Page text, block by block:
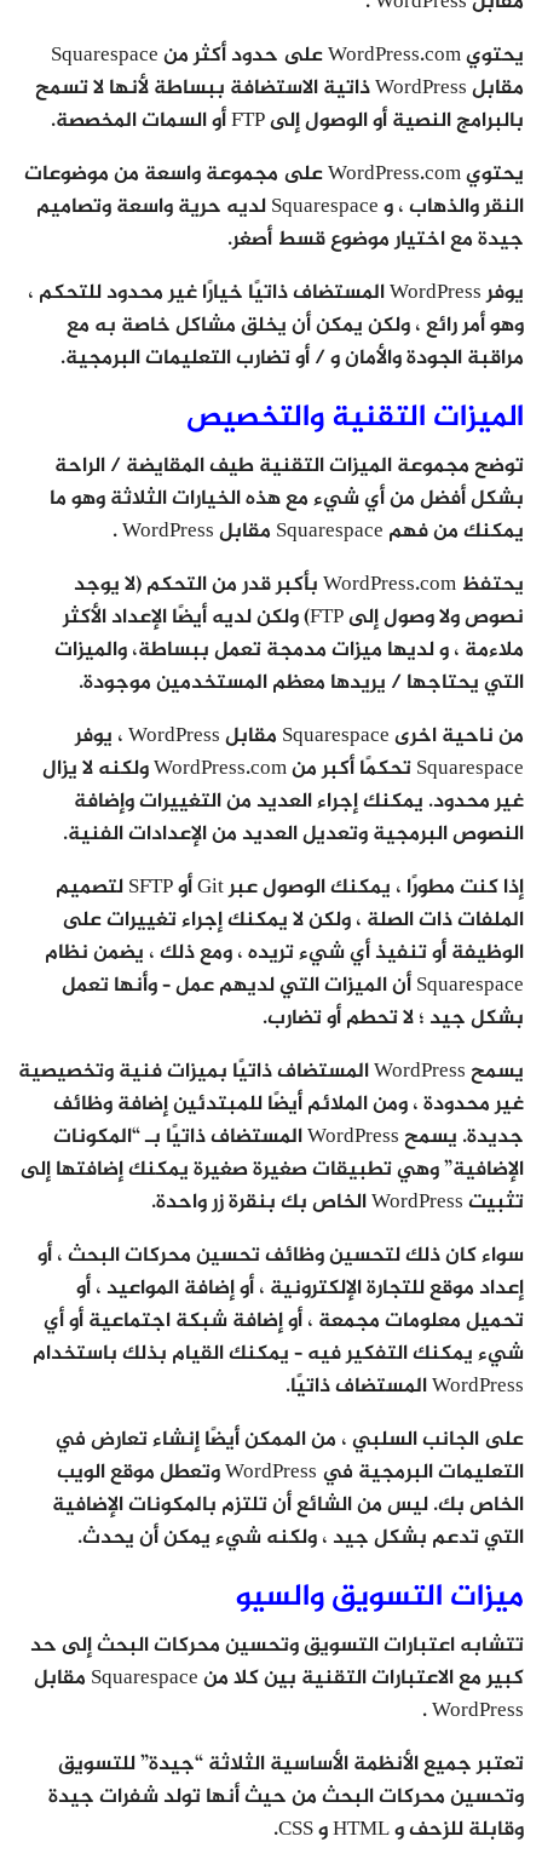
يحتوي WordPress.com على حدود أكثر من Squarespace
مقابل WordPress ذاتية الاستضافة ببساطة لأنها لا تسمح
بالبرامج النصية أو الوصول إلى FTP أو السمات المخصصة.
يحتوي WordPress.com على مجموعة واسعة من موضوعات
النقر والذهاب ، و Squarespace لديه حرية واسعة وتصاميم
جيدة مع اختيار موضوع قسط أصغر.
يوفر WordPress المستضاف ذاتيًا خيارًا غير محدود للتحكم ،
وهو أمر رائع ، ولكن يمكن أن يخلق مشاكل خاصة به مع
مراقبة الجودة والأمان و / أو تضارب التعليمات البرمجية.
الميزات التقنية والتخصيص
توضح مجموعة الميزات التقنية طيف المقايضة / الراحة
بشكل أفضل من أي شيء مع هذه الخيارات الثلاثة وهو ما
يمكنك من فهم Squarespace مقابل WordPress .
يحتفظ WordPress.com بأكبر قدر من التحكم (لا يوجد
نصوص ولا وصول إلى FTP) ولكن لديه أيضًا الإعداد الأكثر
ملاءمة ، و لديها ميزات مدمجة تعمل ببساطة، والميزات
التي يحتاجها / يريدها معظم المستخدمين موجودة.
من ناحية اخرى Squarespace مقابل WordPress ، يوفر
Squarespace تحكمًا أكبر من WordPress.com ولكنه لا يزال
غير محدود. يمكنك إجراء العديد من التغييرات وإضافة
النصوص البرمجية وتعديل العديد من الإعدادات الفنية.
إذا كنت مطورًا ، يمكنك الوصول عبر Git أو SFTP لتصميم
الملفات ذات الصلة ، ولكن لا يمكنك إجراء تغييرات على
الوظيفة أو تنفيذ أي شيء تريده ، ومع ذلك ، يضمن نظام
Squarespace أن الميزات التي لديهم عمل – وأنها تعمل
بشكل جيد ؛ لا تحطم أو تضارب.
يسمح WordPress المستضاف ذاتيًا بميزات فنية وتخصيصية
غير محدودة ، ومن الملائم أيضًا للمبتدئين إضافة وظائف
جديدة. يسمح WordPress المستضاف ذاتيًا بـ “المكونات
الإضافية” وهي تطبيقات صغيرة صغيرة يمكنك إضافتها إلى
تثبيت WordPress الخاص بك بنقرة زر واحدة.
سواء كان ذلك لتحسين وظائف تحسين محركات البحث ، أو
إعداد موقع للتجارة الإلكترونية ، أو إضافة المواعيد ، أو
تحميل معلومات مجمعة ، أو إضافة شبكة اجتماعية أو أي
شيء يمكنك التفكير فيه – يمكنك القيام بذلك باستخدام
WordPress المستضاف ذاتيًا.
على الجانب السلبي ، من الممكن أيضًا إنشاء تعارض في
التعليمات البرمجية في WordPress وتعطل موقع الويب
الخاص بك. ليس من الشائع أن تلتزم بالمكونات الإضافية
التي تدعم بشكل جيد ، ولكنه شيء يمكن أن يحدث.
ميزات التسويق والسيو
تتشابه اعتبارات التسويق وتحسين محركات البحث إلى حد
كبير مع الاعتبارات التقنية بين كلا من Squarespace مقابل
WordPress .
تعتبر جميع الأنظمة الأساسية الثلاثة “جيدة” للتسويق
وتحسين محركات البحث من حيث أنها تولد شفرات جيدة
وقابلة للزحف و HTML و CSS.